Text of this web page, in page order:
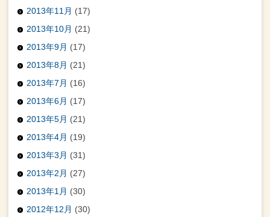
2013年11月 (17)
2013年10月 (21)
2013年9月 (17)
2013年8月 (21)
2013年7月 (16)
2013年6月 (17)
2013年5月 (21)
2013年4月 (19)
2013年3月 (31)
2013年2月 (27)
2013年1月 (30)
2012年12月 (30)